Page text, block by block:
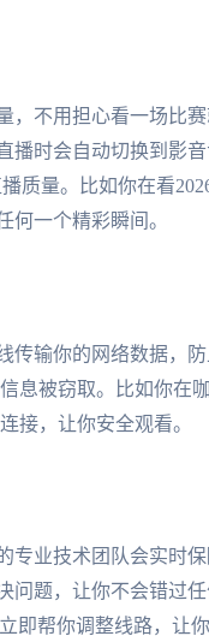
，不用担心看一场比
时会自动切换到影音
质量。比如你在看
一个精彩瞬间。
传输你的网络数据，
息被窃取。比如你在
接，让你安全观看。
专业技术团队会实时
问题，让你不会错过
即帮你调整线路，让